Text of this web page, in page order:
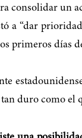
consolidar un
a “dar
primeros días
duro como el